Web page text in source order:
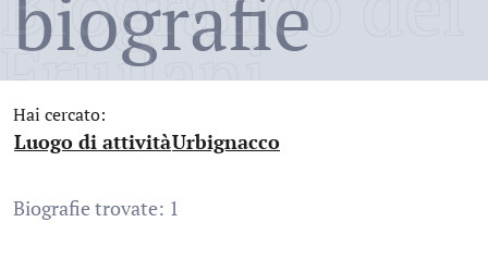
Friulani
biografie
Hai cercato:
Luogo di attività
:Urbignacco
Biografie trovate: 1